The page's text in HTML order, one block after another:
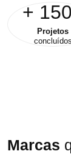
+
Projetos
concluídos
Marcas